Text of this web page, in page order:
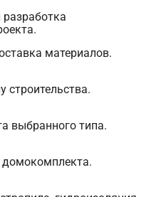
материалов.
строительства.
выбранного типа.
домокомплекта.